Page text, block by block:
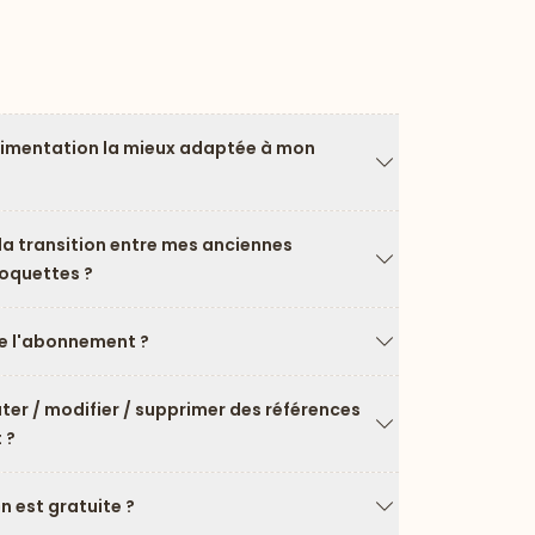
la mieux adaptée à mon
transition entre mes anciennes
?
l'abonnement ?
Flèche vers le
/ modifier / supprimer des références
est gratuite ?